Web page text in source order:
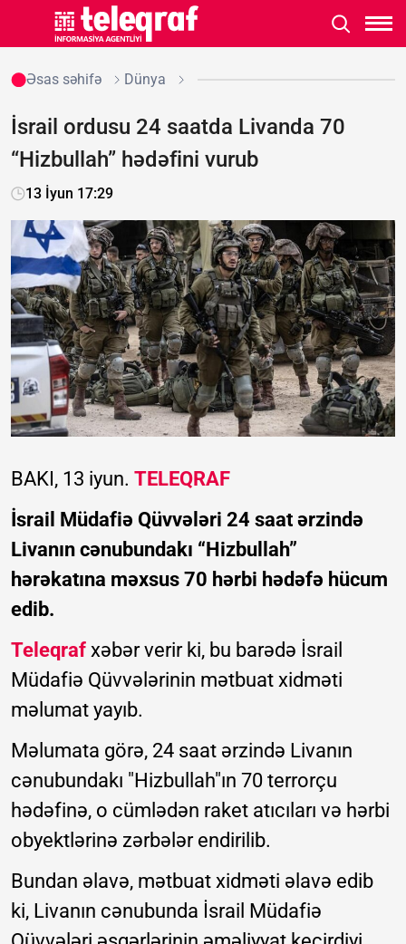
Əsas səhifə Dünya
İsrail ordusu 24 saatda Livanda 70
“Hizbullah” hədəfini vurub
13 İyun 17:29
BAKI, 13 iyun. TELEQRAF
İsrail Müdafiə Qüvvələri 24 saat ərzində
Livanın cənubundakı “Hizbullah”
hərəkatına məxsus 70 hərbi hədəfə hücum
edib.
Teleqraf xəbər verir ki, bu barədə İsrail
Müdafiə Qüvvələrinin mətbuat xidməti
məlumat yayıb.
Məlumata görə, 24 saat ərzində Livanın
cənubundakı "Hizbullah"ın 70 terrorçu
hədəfinə, o cümlədən raket atıcıları və hərbi
obyektlərinə zərbələr endirilib.
Bundan əlavə, mətbuat xidməti əlavə edib
ki, Livanın cənubunda İsrail Müdafiə